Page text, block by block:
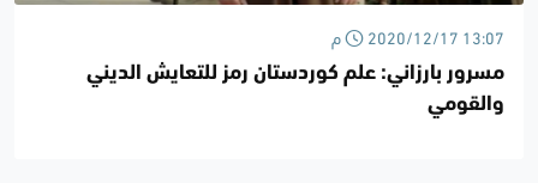
2020/12/17 13:07 م
مسرور بارزاني: علم كوردستان رمز للتعايش الديني
والقومي